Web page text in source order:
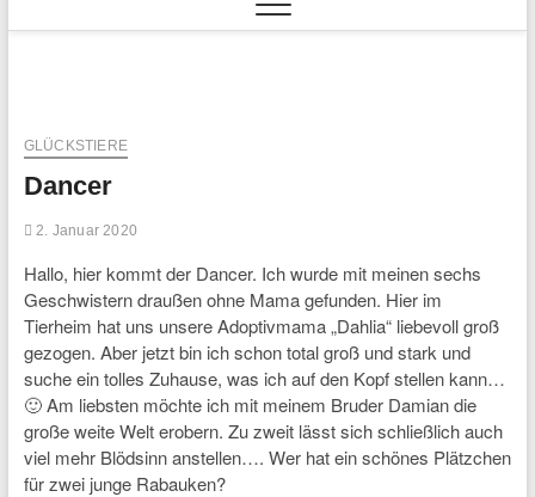
GLÜCKSTIERE
Dancer
2. Januar 2020
Hallo, hier kommt der Dancer. Ich wurde mit meinen sechs
Geschwistern draußen ohne Mama gefunden. Hier im
Tierheim hat uns unsere Adoptivmama „Dahlia“ liebevoll groß
gezogen. Aber jetzt bin ich schon total groß und stark und
suche ein tolles Zuhause, was ich auf den Kopf stellen kann…
🙂 Am liebsten möchte ich mit meinem Bruder Damian die
große weite Welt erobern. Zu zweit lässt sich schließlich auch
viel mehr Blödsinn anstellen…. Wer hat ein schönes Plätzchen
für zwei junge Rabauken?